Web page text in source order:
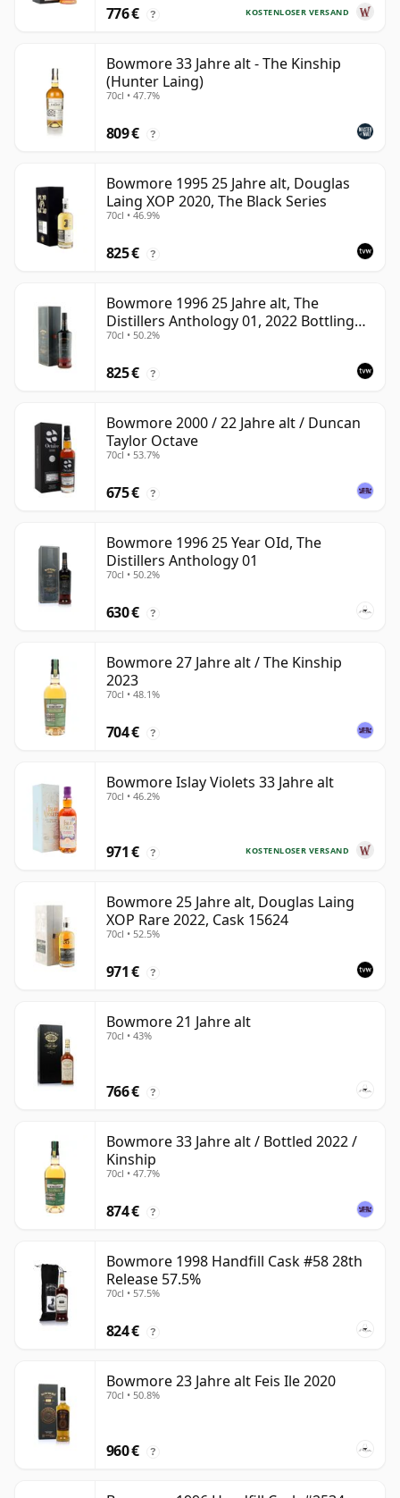
KOSTENLOSER VERSAND
776 € ?
Bowmore 33 Jahre alt - The Kinship
(Hunter Laing)
70cl • 47.7%
809 € ?
Bowmore 1995 25 Jahre alt, Douglas
Laing XOP 2020, The Black Series
70cl • 46.9%
825 € ?
Bowmore 1996 25 Jahre alt, The
Distillers Anthology 01, 2022 Bottling
with Presentation Box
70cl • 50.2%
825 € ?
Bowmore 2000 / 22 Jahre alt / Duncan
Taylor Octave
70cl • 53.7%
675 € ?
Bowmore 1996 25 Year OId, The
Distillers Anthology 01
70cl • 50.2%
630 € ?
Bowmore 27 Jahre alt / The Kinship
2023
70cl • 48.1%
704 € ?
Bowmore Islay Violets 33 Jahre alt
70cl • 46.2%
KOSTENLOSER VERSAND
971 € ?
Bowmore 25 Jahre alt, Douglas Laing
XOP Rare 2022, Cask 15624
70cl • 52.5%
971 € ?
Bowmore 21 Jahre alt
70cl • 43%
766 € ?
Bowmore 33 Jahre alt / Bottled 2022 /
Kinship
70cl • 47.7%
874 € ?
Bowmore 1998 Handfill Cask #58 28th
Release 57.5%
70cl • 57.5%
824 € ?
Bowmore 23 Jahre alt Feis Ile 2020
70cl • 50.8%
960 € ?